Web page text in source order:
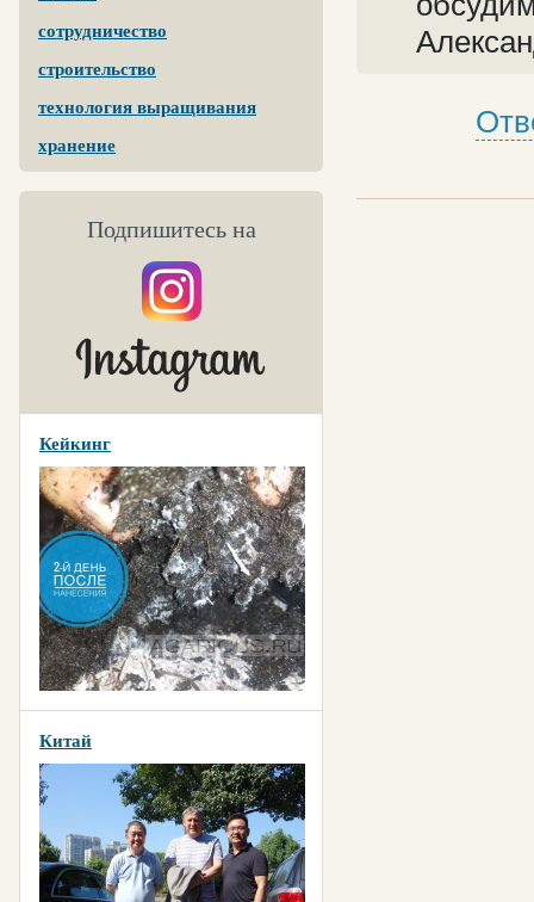
сотрудничество
строительство
технология выращивания
хранение
Подпишитесь на
Кейкинг
Китай